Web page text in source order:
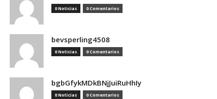
0 Noticias 0 Comentarios
bevsperling4508
0 Noticias 0 Comentarios
bgbGfykMDkBNjJuiRuHhIy
0 Noticias 0 Comentarios